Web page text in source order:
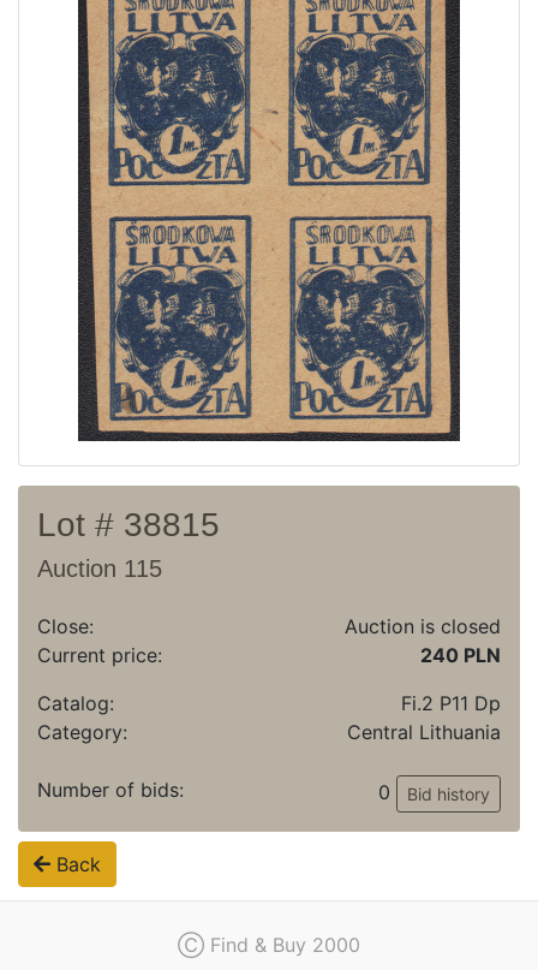
Recent result
Archive
Regulation
Contact
Lot # 38815
Auction 115
Close:
Auction is closed
Current price:
240 PLN
Catalog:
Fi.2 P11 Dp
Category:
Central Lithuania
Number of bids: 0 Bid history
Back
Ⓒ Find & Buy 2000